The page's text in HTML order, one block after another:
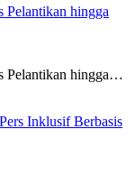
hingga
Pelantikan hingga…
Inklusif Berbasis